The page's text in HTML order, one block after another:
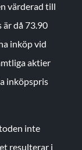
värderad till
då 73.90
inköp vid
aktier
inköpspris
inte
resulterar i